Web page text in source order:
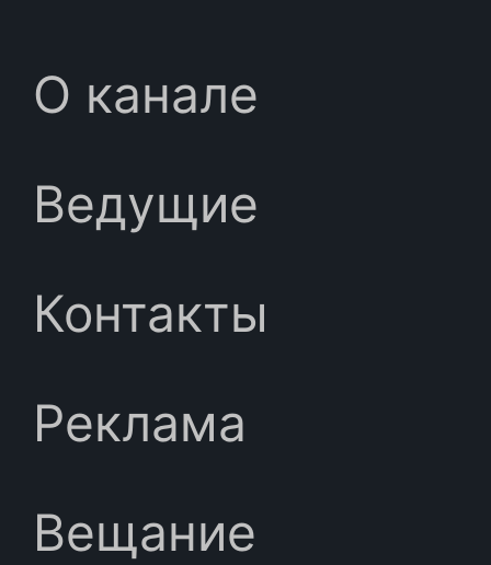
О канале
Ведущие
Контакты
Реклама
Вещание